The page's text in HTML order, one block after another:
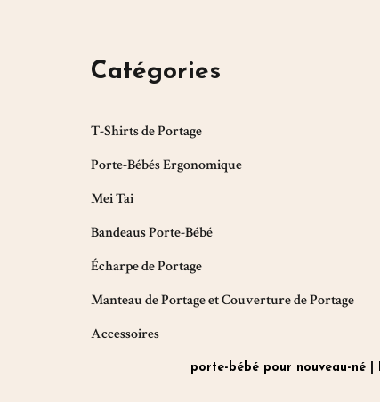
Catégories
T-Shirts de Portage
Porte-Bébés Ergonomique
Mei Tai
Bandeaus Porte-Bébé
Écharpe de Portage
Manteau de Portage et Couverture de Portage
Accessoires
porte-bébé pour nouveau-né